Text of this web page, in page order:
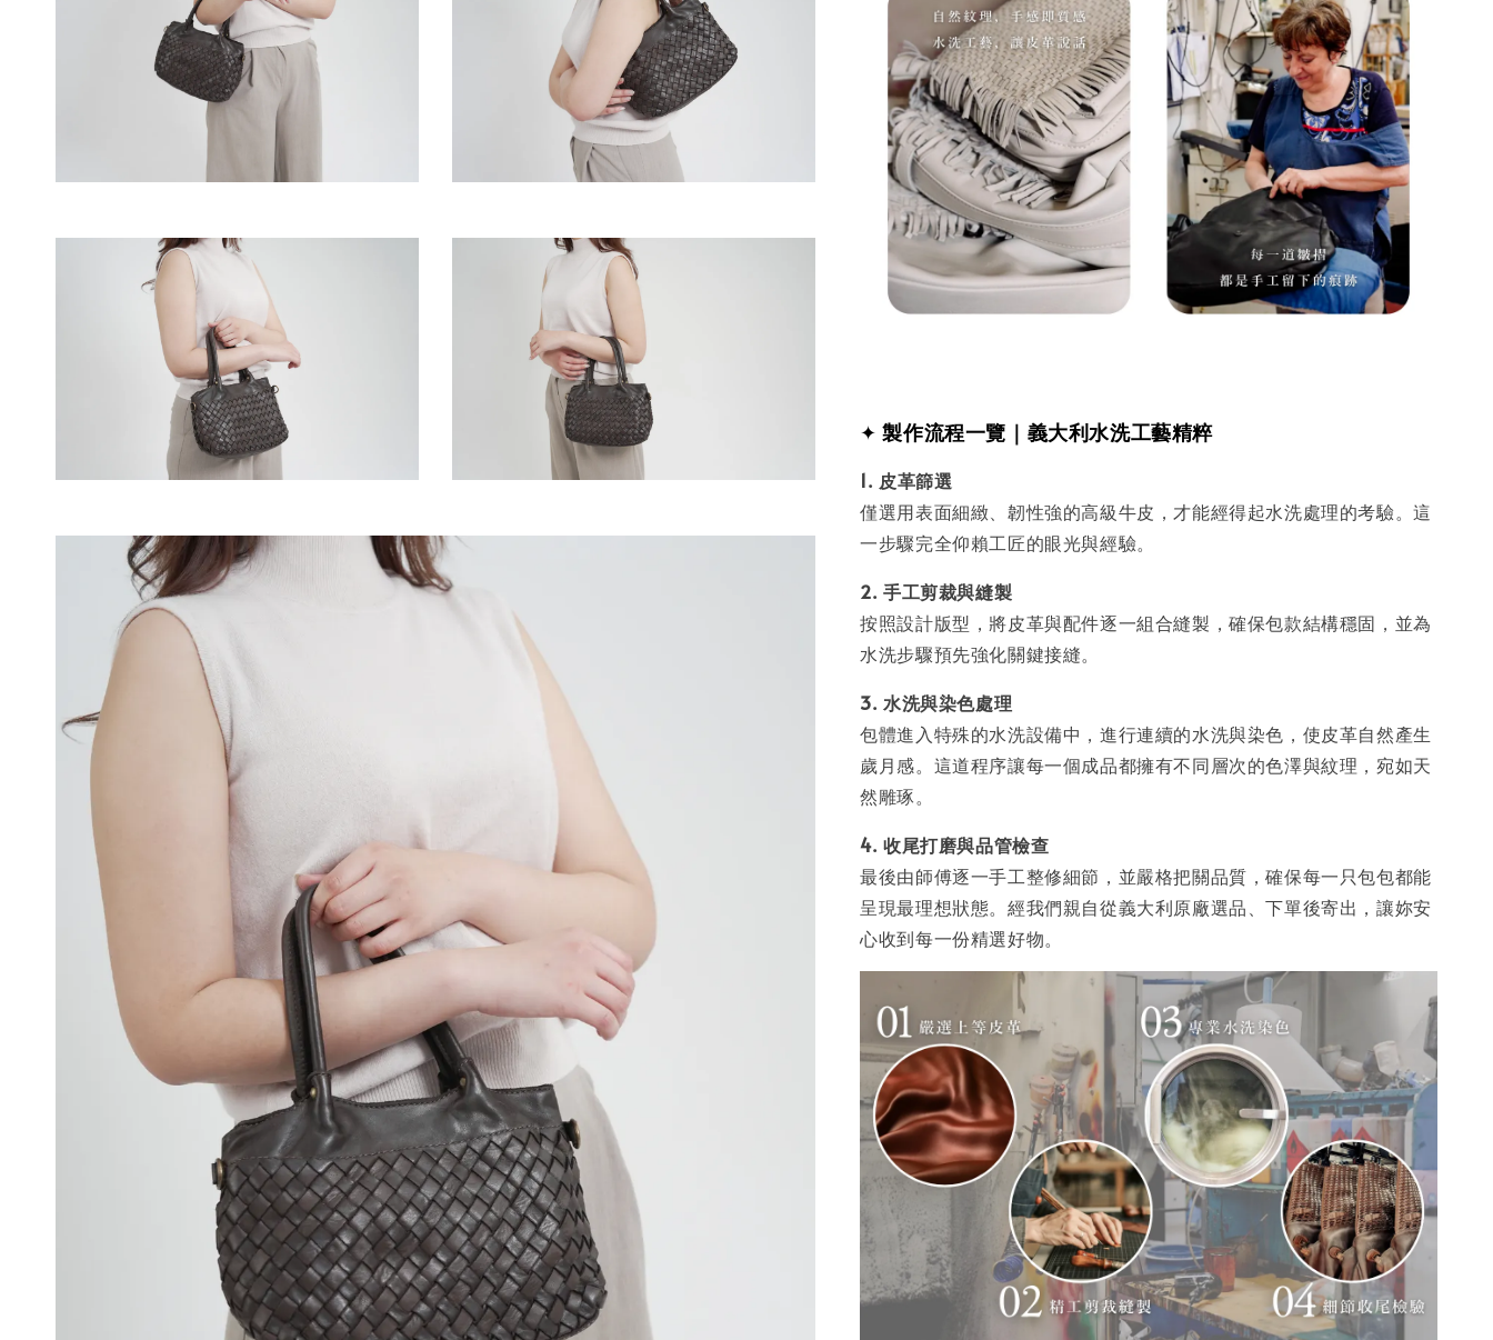
✦ 製作流程一覽｜義大利水洗工藝精粹
1. 皮革篩選
僅選用表面細緻、韌性強的高級牛皮，才能經得起水洗處理的考驗。這
一步驟完全仰賴工匠的眼光與經驗。
2. 手工剪裁與縫製
按照設計版型，將皮革與配件逐一組合縫製，確保包款結構穩固，並為
水洗步驟預先強化關鍵接縫。
3. 水洗與染色處理
包體進入特殊的水洗設備中，進行連續的水洗與染色，使皮革自然產生
歲月感。這道程序讓每一個成品都擁有不同層次的色澤與紋理，宛如天
然雕琢。
4. 收尾打磨與品管檢查
最後由師傅逐一手工整修細節，並嚴格把關品質，確保每一只包包都能
呈現最理想狀態。經我們親自從義大利原廠選品、下單後寄出，讓妳安
心收到每一份精選好物。